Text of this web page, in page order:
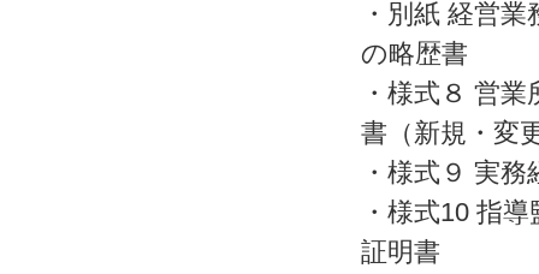
・別紙 経営
の略歴書
・様式８ 営
書（新規・変
・様式９ 実
・様式10 指
証明書